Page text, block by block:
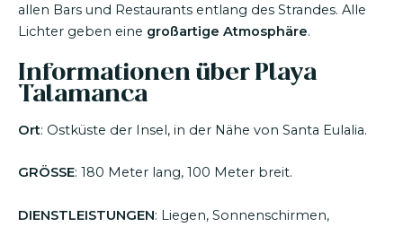
allen Bars und Restaurants entlang des Strandes. Alle
Lichter geben eine großartige Atmosphäre.
Informationen über Playa
Talamanca
Ort: Ostküste der Insel, in der Nähe von Santa Eulalia.
GRÖSSE: 180 Meter lang, 100 Meter breit.
DIENSTLEISTUNGEN: Liegen, Sonnenschirmen,